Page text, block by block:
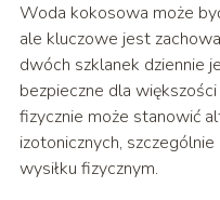
Woda kokosowa może
ale kluczowe jest
dwóch szklanek dziennie
bezpieczne dla
fizycznie może stanowić
izotonicznych,
wysiłku fizycznym.